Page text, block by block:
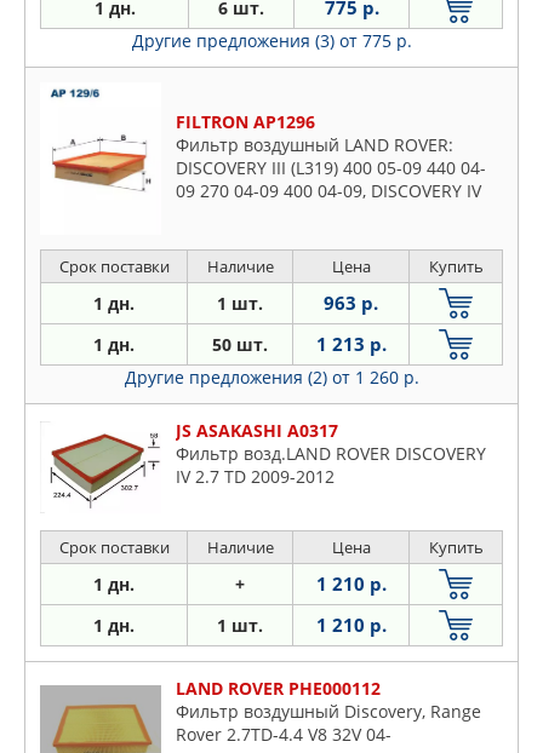
1 дн. 6 шт. 775 р.
Другие предложения (3) от 775 р.
FILTRON AP1296
Фильтр воздушный LAND ROVER:
DISCOVERY III (L319) 400 05-09 440 04-
09 270 04-09 400 04-09, DISCOVERY IV
Срок поставки Наличие Цена Купить
1 дн. 1 шт. 963 р.
1 дн. 50 шт. 1 213 р.
Другие предложения (2) от 1 260 р.
JS ASAKASHI A0317
Фильтр возд.LAND ROVER DISCOVERY
IV 2.7 TD 2009-2012
Срок поставки Наличие Цена Купить
1 дн. + 1 210 р.
1 дн. 1 шт. 1 210 р.
LAND ROVER PHE000112
Фильтр воздушный Discovery, Range
Rover 2.7TD-4.4 V8 32V 04-